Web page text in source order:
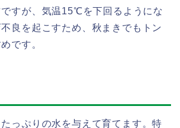
すが、気温15℃を下回るようにな
良を起こすため、秋まきでもトン
です。
っぷりの水を与えて育てます。特